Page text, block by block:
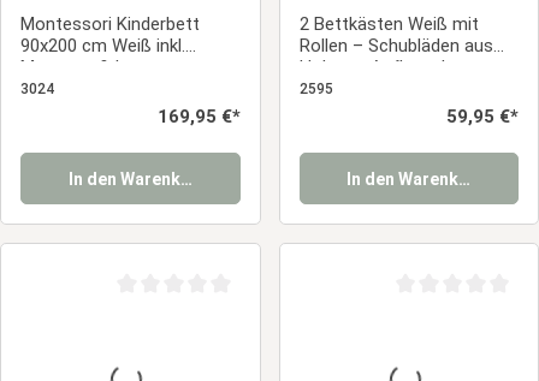
Montessori Kinderbett
90x200 cm Weiß inkl.
Matratze & Lattenrost –
Bodenbett mit
Rausfallschutz aus
3024
Regulärer Preis:
169,95 €*
In den Warenkorb
2 Bettkästen Weiß mit
Rollen – Schubläden aus
Holz zur Aufbewahrung
2595
Regulärer
59,95 €*
In den Warenkorb